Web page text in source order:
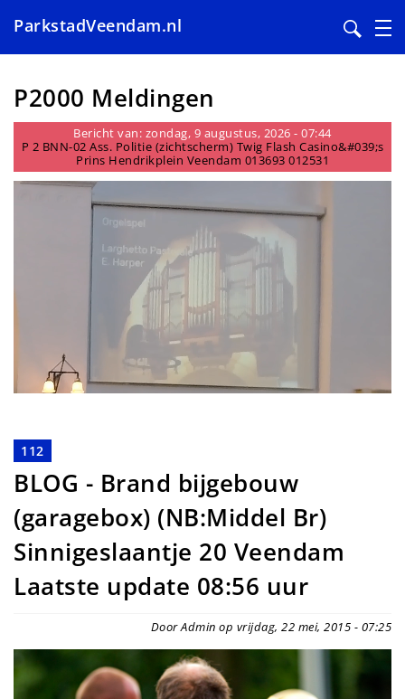
en
naar
inhoud
gaan
ParkstadVeendam.nl
P2000 Meldingen
Bericht van: zondag, 9 augustus, 2026 - 07:44
P 2 BNN-02 Ass. Politie (zichtscherm) Twig Flash Casino&#039;s
Prins Hendrikplein Veendam 013693 012531
112
BLOG - Brand bijgebouw
(garagebox) (NB:Middel Br)
Sinnigeslaantje 20 Veendam
Laatste update 08:56 uur
Door Admin op vrijdag, 22 mei, 2015 - 07:25